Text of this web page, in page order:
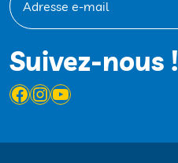
Suivez-nous !
Facebook
Instagram
YouTube